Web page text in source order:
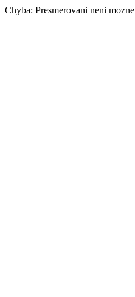
Chyba: Presmerovani neni mozne